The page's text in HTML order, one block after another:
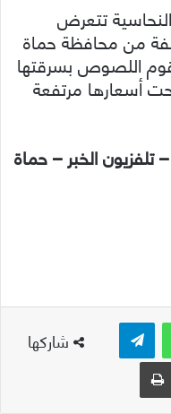
تتعرض
من محافظة حماة
اللصوص بسرقتها
أسعارها مرتفعة
تلفزيون الخبر – حماة
شاركها
واتساب
طباعة